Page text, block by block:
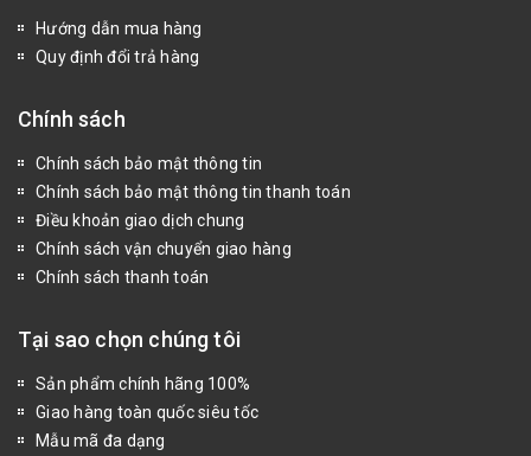
Hướng dẫn mua hàng
Quy định đổi trả hàng
Chính sách
Chính sách bảo mật thông tin
Chính sách bảo mật thông tin thanh toán
Điều khoản giao dịch chung
Chính sách vận chuyển giao hàng
Chính sách thanh toán
Tại sao chọn chúng tôi
Sản phẩm chính hãng 100%
Giao hàng toàn quốc siêu tốc
Mẫu mã đa dạng